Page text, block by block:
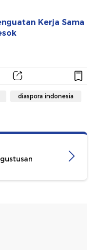
Kerja Sama
diaspora indonesia